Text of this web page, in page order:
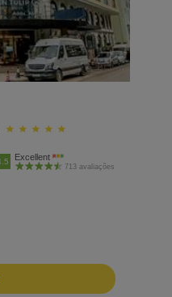
Excellent
713 avaliações